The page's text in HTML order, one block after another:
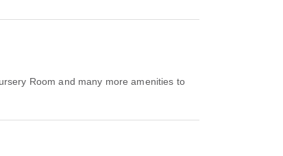
Room and many more amenities to